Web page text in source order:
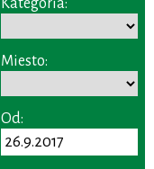
Kategória:
Miesto:
Od: